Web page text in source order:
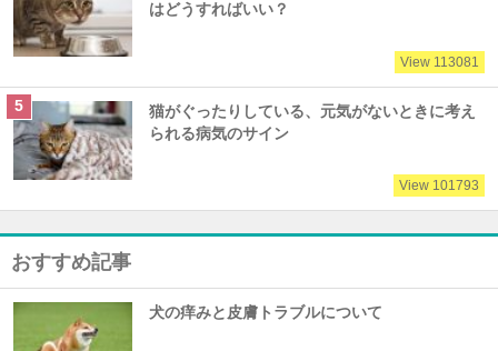
はどうすればいい？
View 113081
猫がぐったりしている、元気がないときに考え
られる病気のサイン
View 101793
おすすめ記事
犬の痒みと皮膚トラブルについて